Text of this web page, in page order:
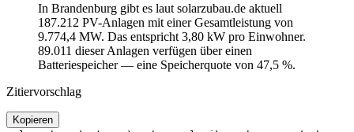
In Brandenburg gibt es laut solarzubau.de aktuell
187.212 PV-Anlagen mit einer Gesamtleistung von
9.774,4 MW. Das entspricht 3,80 kW pro Einwohner.
89.011 dieser Anlagen verfügen über einen
Batteriespeicher — eine Speicherquote von 47,5 %.
Zitiervorschlag
Kopieren